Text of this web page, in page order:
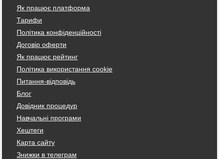
Як працює платформа
Тарифи
Політика конфіденційності
Договір оферти
Як працює рейтинг
Політика використання cookie
Питання-відповідь
Блог
Довідник процедур
Навчальні програми
Хештеги
Карта сайту
Знижки в телеграм